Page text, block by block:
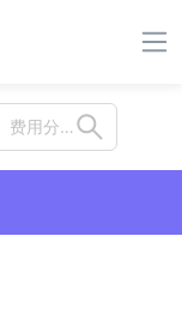
请输入检索关键词，比如：利润计算、费用分摊、插件、卡位等